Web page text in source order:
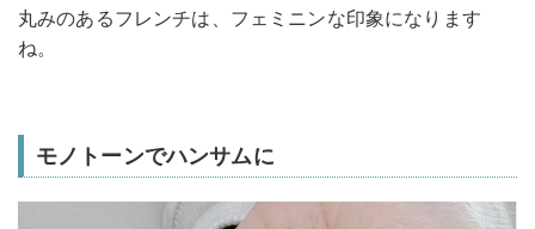
丸みのあるフレンチは、フェミニンな印象になります
ね。
モノトーンでハンサムに